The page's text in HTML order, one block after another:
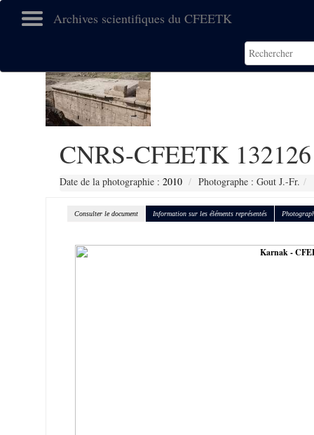
Archives scientifiques du CFEETK
CNRS-CFEETK 132126
Date de la photographie : 2010 Photographe : Gout J.-Fr.
Consulter le document Information sur les éléments représentés